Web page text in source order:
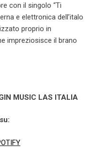
con il singolo “Ti
e elettronica dell’italo
proprio in
impreziosisce il brano
MUSIC LAS ITALIA